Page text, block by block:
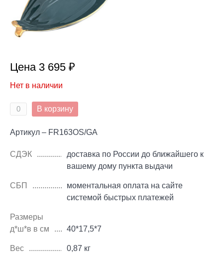
Цена 3 695 ₽
Нет в наличии
В корзину
Артикул – FR163OS/GA
СДЭК
доставка по России до ближайшего к
вашему дому пункта выдачи
СБП
моментальная оплата на сайте
системой быстрых платежей
Размеры
д*ш*в в см
40*17,5*7
Вес 0,87 кг